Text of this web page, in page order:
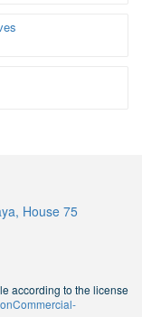
House 75
according to the license